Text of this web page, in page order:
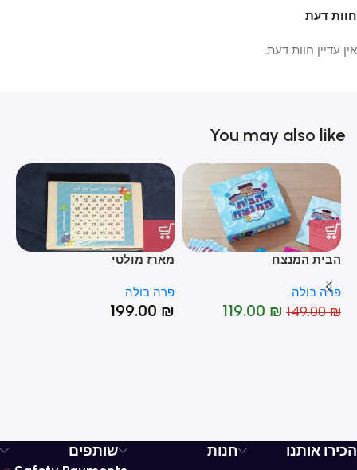
חוות דעת
אין עדיין חוות דעת.
You may also like
הבית המנצח
פרה בולה
149.00₪
119.00 ₪
מארז מולטי
פרה בולה
199.00 ₪
הכירו אותנו חנות
שותפים